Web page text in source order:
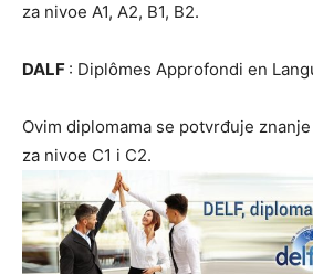
za nivoe A1, A2, B1, B2.
DALF : Diplômes Approfondi en
Ovim diplomama se potvrđuje
za nivoe C1 i C2.